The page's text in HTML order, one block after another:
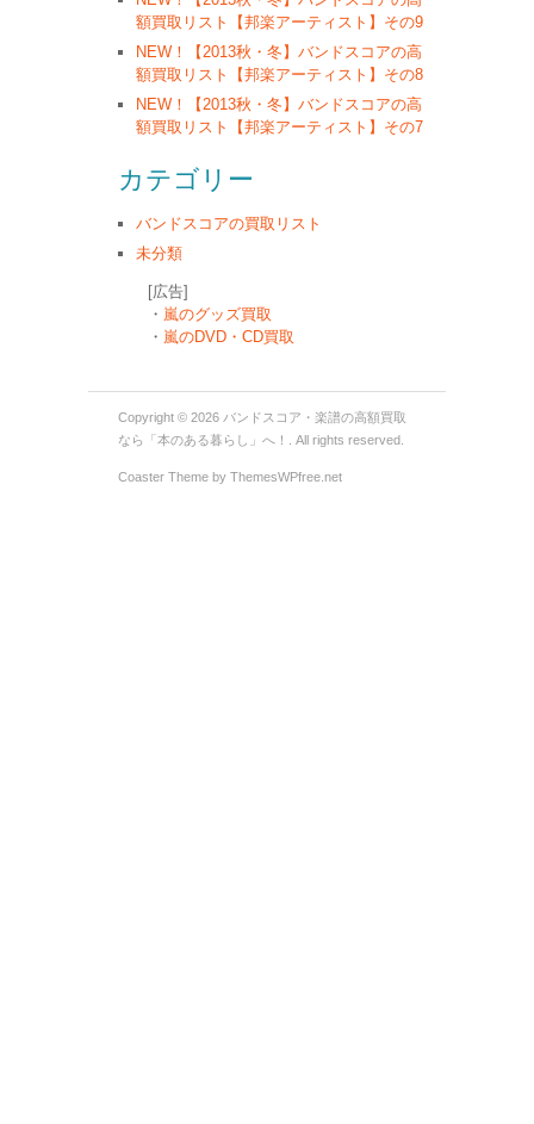
額買取リスト【邦楽アーティスト】その9
NEW！【2013秋・冬】バンドスコアの高
額買取リスト【邦楽アーティスト】その8
NEW！【2013秋・冬】バンドスコアの高
額買取リスト【邦楽アーティスト】その7
カテゴリー
バンドスコアの買取リスト
未分類
[広告]
・ 嵐のグッズ買取
・ 嵐のDVD・CD買取
Copyright © 2026 バンドスコア・楽譜の高額買取
なら「本のある暮らし」へ！
. All rights reserved.
Coaster Theme by ThemesWPfree.net